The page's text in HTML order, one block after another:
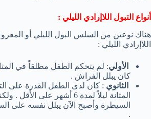
أنواع التبول اللاإرادي
هناك نوعين من السلس البول الليلي أو
اللاإرادي الليلي :
الأولي: لم يتحكم الطفل مطلقاً في
كان يبلل الفراش .
الثانوي : كان لدى الطفل القدرة على
المثانة ليلاً لمدة 6 أشهر على الأقل
السيطرة وأصبح الآن يبلل نفسه على
.